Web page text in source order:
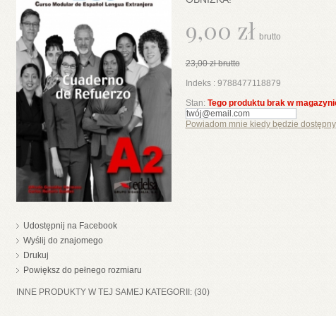
Udostępnij na Facebook
Wyślij do znajomego
Drukuj
Powiększ do pełnego rozmiaru
9,00 zł brutto
23,00 złbrutto
Indeks : 9788477118879
Stan: Tego produktu brak w
Powiadom mnie kiedy będzie dostępny
INNE PRODUKTY W TEJ SAMEJ KATEGORII: (30)